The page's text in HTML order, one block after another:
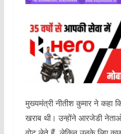
मुख्यमंत्री नीतीश कुमार ने कहा
खराब थी। उन्होंने आरजेडी